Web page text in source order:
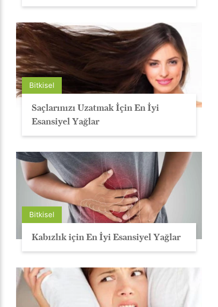
Bitkisel
Saçlarınızı Uzatmak İçin En İyi
Esansiyel Yağlar
Bitkisel
Kabızlık için En İyi Esansiyel Yağlar